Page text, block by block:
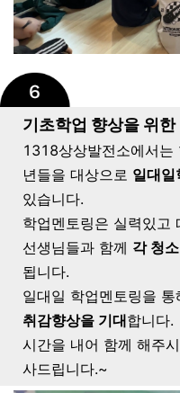
기초학업 향상을 위
1318상상발전소에서는
년들을 대상으로 일대일
있습니다.
학업멘토링은 실력있고
선생님들과 함께 각 청
됩니다.
일대일 학업멘토링을 통
취감향상을 기대합니다.
시간을 내어 함께 해주
사드립니다.~